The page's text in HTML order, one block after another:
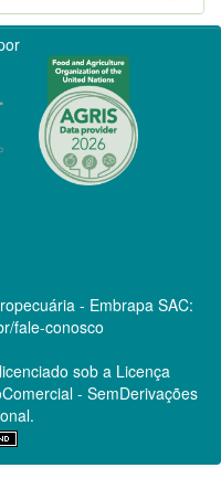
- Embrapa SAC:
fale-conosco
sob a Licença
- SemDerivações